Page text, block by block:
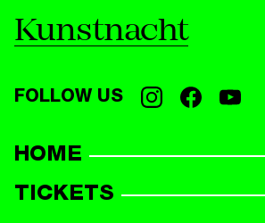
Kunstnacht
FOLLOW US
HOME
TICKETS